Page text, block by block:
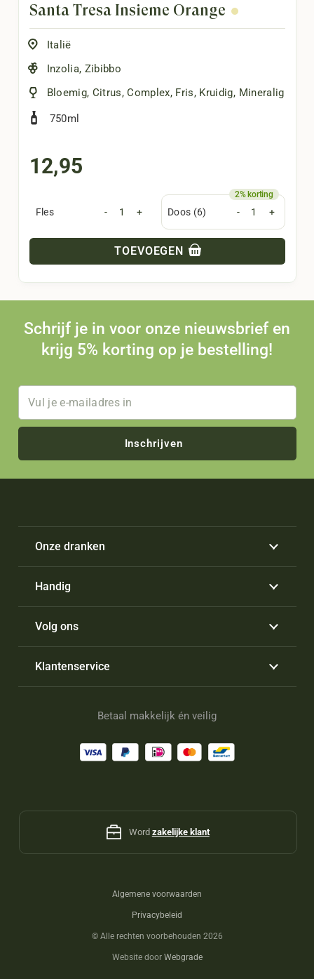
Santa Tresa Insieme Orange
Italië
Inzolia, Zibibbo
Bloemig, Citrus,Complex, Fris, Kruidig, Mineralig
750ml
12,95
Fles - + Doos (6) - +
TOEVOEGEN
Schrijf je in voor onze nieuwsbrief en
krijg 5% korting op je bestelling!
Inschrijven
Onze dranken
Handig
Volg ons
Klantenservice
Betaal makkelijk én veilig
Word zakelijke klant
Algemene voorwaarden
Privacybeleid
© Alle rechten voorbehouden 2026
Website door Webgrade